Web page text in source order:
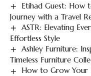
Etihad Guest: How
Journey with a Travel
ASTR: Elevating
Effortless Style
Ashley Furniture:
Timeless Furniture
How to Grow Your